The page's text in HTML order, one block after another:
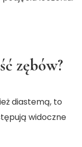
zębów?
diastemą, to
widoczne